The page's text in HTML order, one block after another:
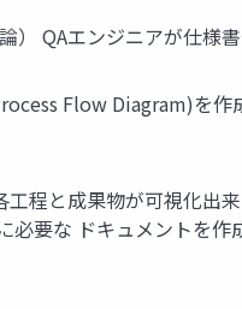
QAエンジニアが仕様
Flow Diagram)を
程と成果物が可視化出
要な ドキュメントを